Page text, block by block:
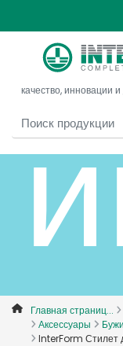
качество, инновации
Главная страниц...
Аксессуары
InterForm Стилет